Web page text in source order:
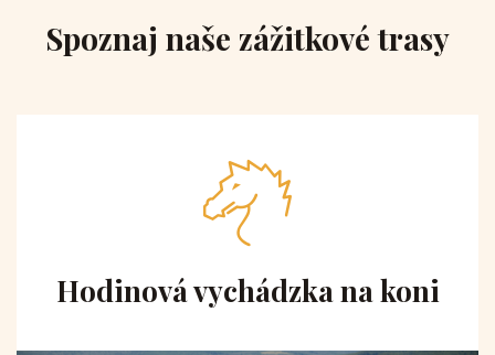
Spoznaj naše zážitkové trasy
Hodinová vychádzka na koni